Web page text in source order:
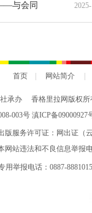
与会同